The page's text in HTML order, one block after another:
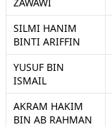
SILMI HANIM
BINTI ARIFFIN
YUSUF BIN
ISMAIL
AKRAM HAKIM
BIN AB RAHMAN